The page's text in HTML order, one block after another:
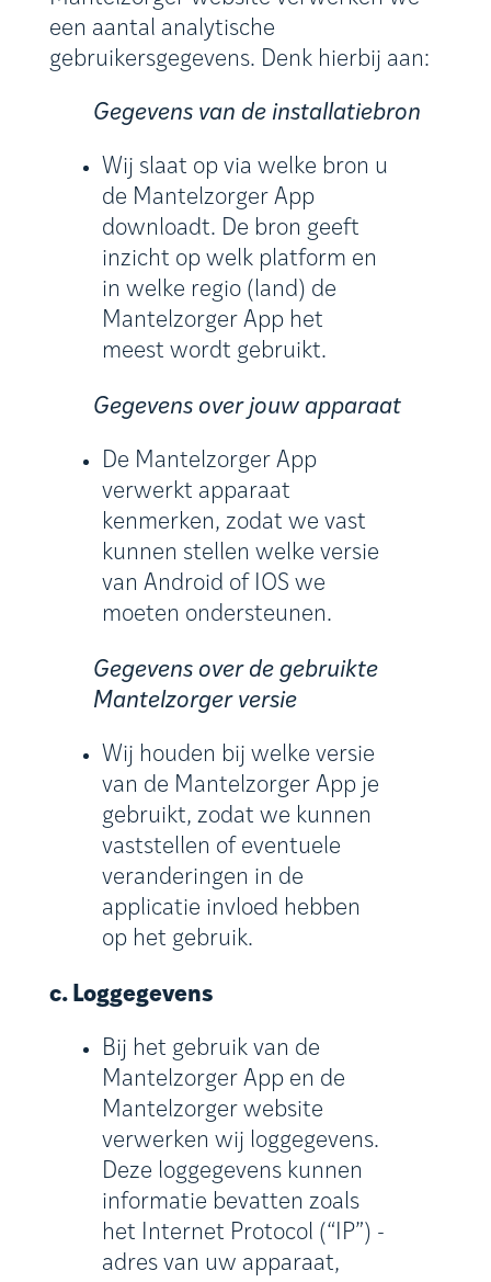
een aantal analytische
gebruikersgegevens. Denk hierbij aan:
Gegevens van de installatiebron
Wij slaat op via welke bron u
de Mantelzorger App
downloadt. De bron geeft
inzicht op welk platform en
in welke regio (land) de
Mantelzorger App het
meest wordt gebruikt.
Gegevens over jouw apparaat
De Mantelzorger App
verwerkt apparaat
kenmerken, zodat we vast
kunnen stellen welke versie
van Android of IOS we
moeten ondersteunen.
Gegevens over de gebruikte
Mantelzorger versie
Wij houden bij welke versie
van de Mantelzorger App je
gebruikt, zodat we kunnen
vaststellen of eventuele
veranderingen in de
applicatie invloed hebben
op het gebruik.
c. Loggegevens
Bij het gebruik van de
Mantelzorger App en de
Mantelzorger website
verwerken wij loggegevens.
Deze loggegevens kunnen
informatie bevatten zoals
het Internet Protocol (“IP”) -
adres van uw apparaat,